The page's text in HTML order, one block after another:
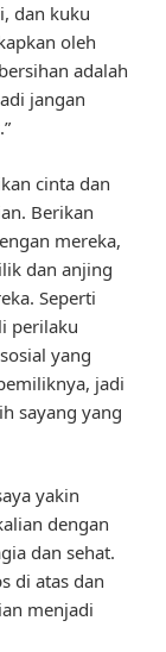
dan kuku
oleh
adalah
jangan
cinta dan
Berikan
mereka,
dan anjing
Seperti
perilaku
yang
jadi
sayang yang
yakin
dengan
dan sehat.
di atas dan
menjadi